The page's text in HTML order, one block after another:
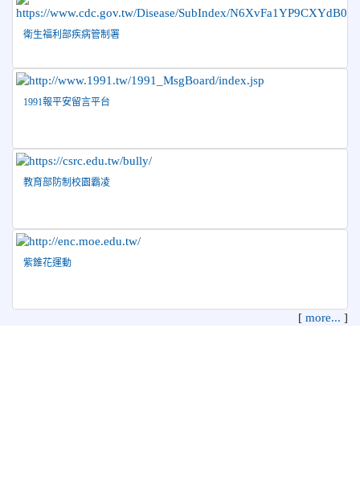
球錦標賽 榮獲亞軍！
2026-04-09
公告
2026-04-08
榮譽 115年PaGamO寒假作業獲獎名單
衛生福利部疾病管制署
1991報平安留言平台
教育部防制校園霸凌
紫錐花運動
[ more... ]